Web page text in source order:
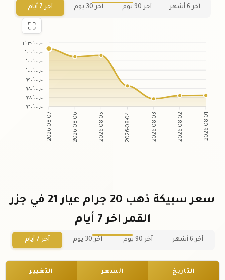
آخر 6 أشهر آخر 90 يوم آخر 30 يوم آخر 7 أيام
١٬٠٣٠٬٠٠٠٫٠٠
١٬٠٢٠٬٠٠٠٫٠٠
١٬٠١٠٬٠٠٠٫٠٠
١٬٠٠٠٬٠٠٠٫٠٠
٩٩٠٬٠٠٠٫٠٠
٩٨٠٬٠٠٠٫٠٠
٩٧٠٬٠٠٠٫٠٠
٩٦٠٬٠٠٠٫٠٠
2026-08-07 2026-08-06 2026-08-05 2026-08-04 2026-08-03 2026-08-02 2026-08-01
سعر سبيكة ذهب 20 جرام عيار 21 في جزر
القمر اخر 7 أيام
آخر 6 أشهر آخر 90 يوم آخر 30 يوم آخر 7 أيام
التاريخ السعر التغيير